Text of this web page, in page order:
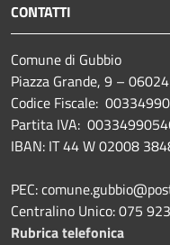
CONTATTI
Comune di Gubbio
Piazza Grande, 9 –
Codice Fiscale:
Partita IVA:
IBAN: IT 44 W 02008
PEC:
Centralino Unico: 075
Rubrica telefonica